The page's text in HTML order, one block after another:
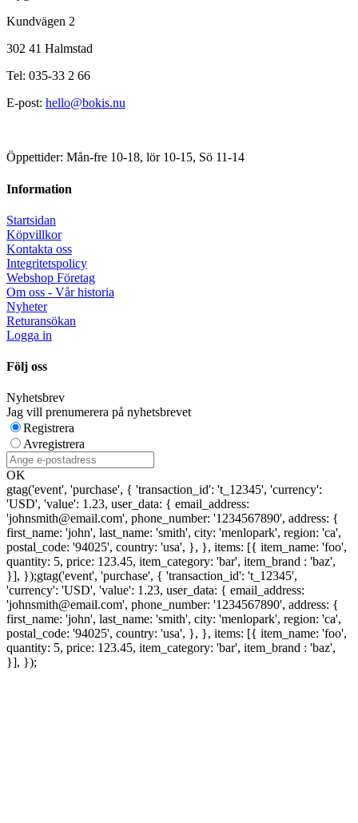
Kundvägen 2
302 41 Halmstad
Tel: 035-33 2 66
E-post: hello@bokis.nu
Öppettider: Mån-fre 10-18, lör 10-15, Sö 11-14
Information
Startsidan
Köpvillkor
Kontakta oss
Integritetspolicy
Webshop Företag
Om oss - Vår historia
Nyheter
Returansökan
Logga in
Följ oss
Nyhetsbrev
Jag vill prenumerera på nyhetsbrevet
Registrera
Avregistrera
OK
gtag('event', 'purchase', { 'transaction_id': 't_12345', 'currency':
'USD', 'value': 1.23, user_data: { email_address:
'johnsmith@email.com', phone_number: '1234567890', address: {
first_name: 'john', last_name: 'smith', city: 'menlopark', region: 'ca',
postal_code: '94025', country: 'usa', }, }, items: [{ item_name: 'foo',
quantity: 5, price: 123.45, item_category: 'bar', item_brand : 'baz',
}], });gtag('event', 'purchase', { 'transaction_id': 't_12345',
'currency': 'USD', 'value': 1.23, user_data: { email_address:
'johnsmith@email.com', phone_number: '1234567890', address: {
first_name: 'john', last_name: 'smith', city: 'menlopark', region: 'ca',
postal_code: '94025', country: 'usa', }, }, items: [{ item_name: 'foo',
quantity: 5, price: 123.45, item_category: 'bar', item_brand : 'baz',
}], });